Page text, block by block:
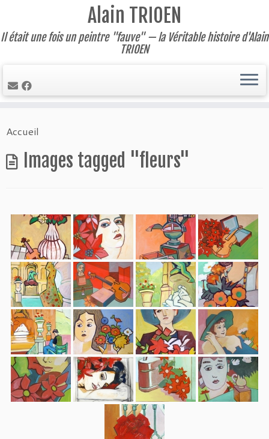
to
Alain TRIOEN
Il était une fois un peintre "fauve" — la Véritable histoire d'Alain
TRIOEN
Accueil
Images tagged "fleurs"